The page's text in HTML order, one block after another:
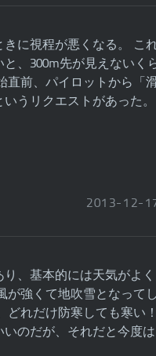
に視程が悪くなる。 こ
、300m先が見えないく
直前、パイロットから「
うリクエストがあった。
2013- 12-
、基本的には天気がよく
が強くて地吹雪となってし
どれだけ防寒しても寒い！
のだが、それだと今度は